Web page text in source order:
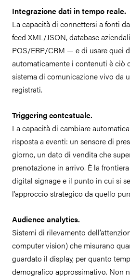
Integrazione dati in tempo reale.
La capacità di connettersi a fonti
feed XML/JSON, database
POS/ERP/CRM — e di usare quei
automaticamente i contenuti è ciò
sistema di comunicazione vivo da
registrati.
Triggering contestuale.
La capacità di cambiare
risposta a eventi: un sensore di
giorno, un dato di vendita che
prenotazione in arrivo. È la
digital signage e il punto in cui si
l’approccio strategico da quello
Audience analytics.
Sistemi di rilevamento
computer vision) che misurano
guardato il display, per quanto
demografico approssimativo. Non